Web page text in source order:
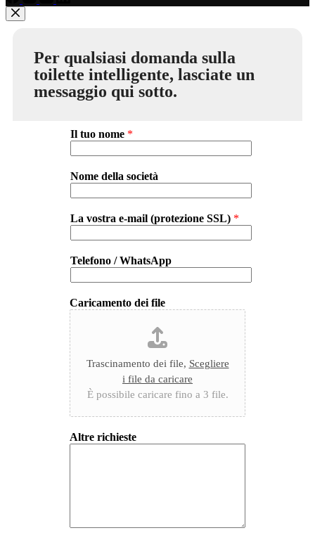
Per qualsiasi domanda sulla
toilette intelligente, lasciate un
messaggio qui sotto.
Il tuo nome *
Nome della società
La vostra e-mail (protezione SSL) *
Telefono / WhatsApp
Caricamento dei file
Trascinamento dei file, Scegliere
i file da caricare
È possibile caricare fino a 3 file.
Altre richieste